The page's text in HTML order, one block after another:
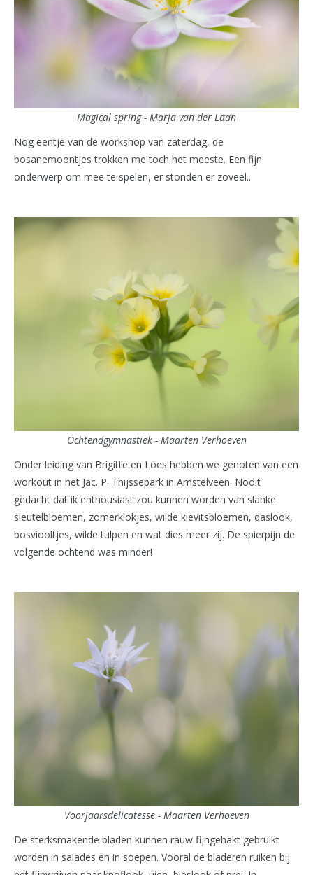
Magical spring - Marja van der Laan
Nog eentje van de workshop van zaterdag, de
bosanemoontjes trokken me toch het meeste. Een fijn
onderwerp om mee te spelen, er stonden er zoveel..
Ochtendgymnastiek - Maarten Verhoeven
Onder leiding van Brigitte en Loes hebben we genoten van een
workout in het Jac. P. Thijssepark in Amstelveen. Nooit
gedacht dat ik enthousiast zou kunnen worden van slanke
sleutelbloemen, zomerklokjes, wilde kievitsbloemen, daslook,
bosviooltjes, wilde tulpen en wat dies meer zij. De spierpijn de
volgende ochtend was minder!
Voorjaarsdelicatesse - Maarten Verhoeven
De sterksmakende bladen kunnen rauw fijngehakt gebruikt
worden in salades en in soepen. Vooral de bladeren ruiken bij